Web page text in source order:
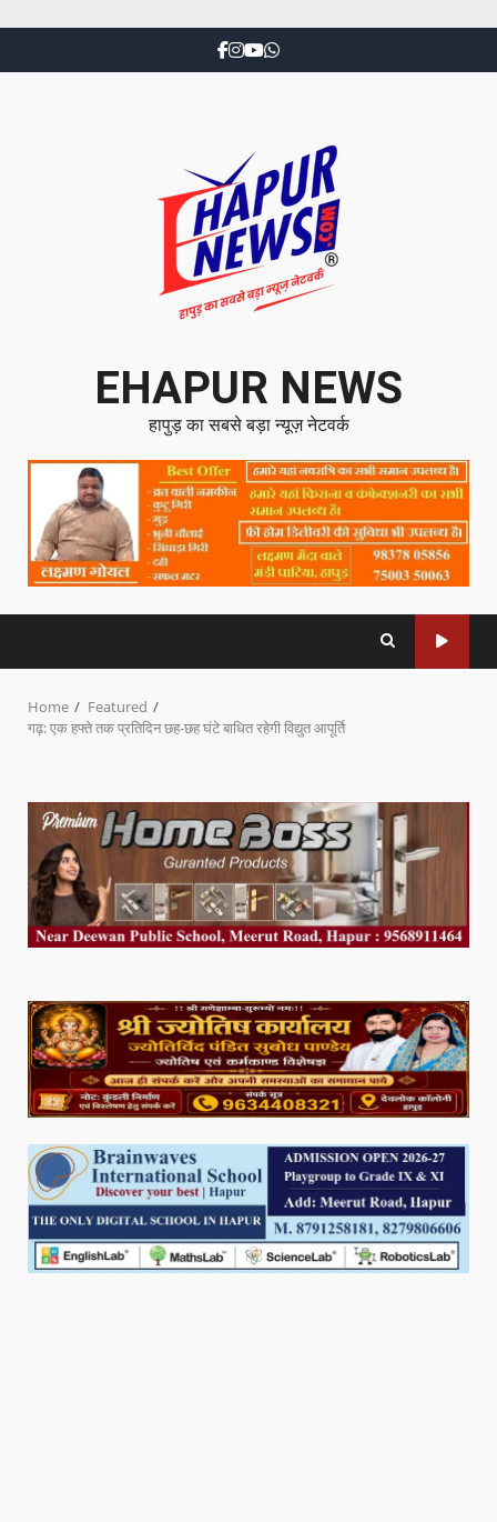
EHAPUR NEWS
हापुड़ का सबसे बड़ा न्यूज़ नेटवर्क
Home
Featured
गढ़: एक हफ्ते तक प्रतिदिन छह-छह घंटे बाधित रहेगी विद्युत आपूर्ति